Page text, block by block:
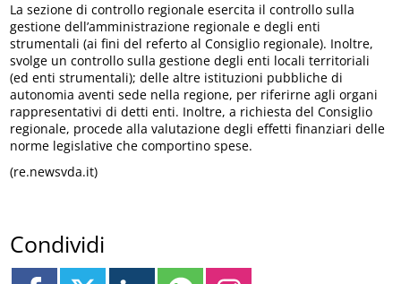
La sezione di controllo regionale esercita il controllo sulla
gestione dell’amministrazione regionale e degli enti
strumentali (ai fini del referto al Consiglio regionale). Inoltre,
svolge un controllo sulla gestione degli enti locali territoriali
(ed enti strumentali); delle altre istituzioni pubbliche di
autonomia aventi sede nella regione, per riferirne agli organi
rappresentativi di detti enti. Inoltre, a richiesta del Consiglio
regionale, procede alla valutazione degli effetti finanziari delle
norme legislative che comportino spese.
(re.newsvda.it)
Condividi